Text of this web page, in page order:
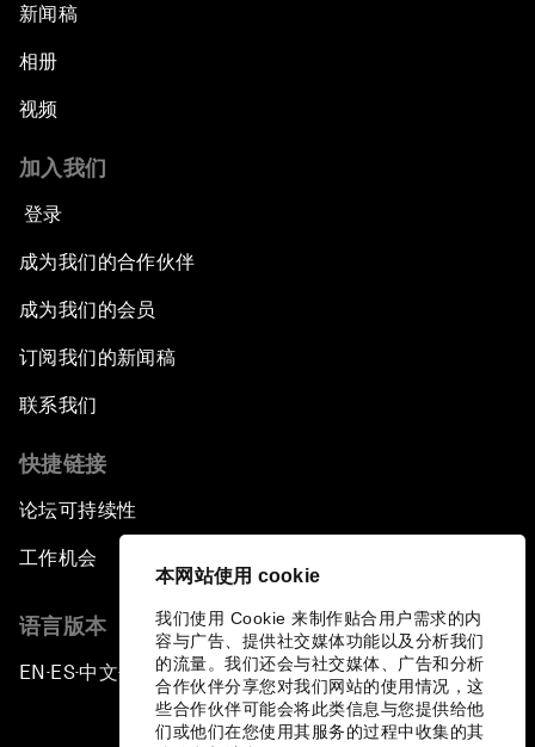
本网站使用 cookie
我们使用 Cookie 来制作贴合用户需求的内
容与广告、提供社交媒体功能以及分析我们
的流量。我们还会与社交媒体、广告和分析
合作伙伴分享您对我们网站的使用情况，这
些合作伙伴可能会将此类信息与您提供给他
们或他们在您使用其服务的过程中收集的其
新闻稿
相册
视频
加入我们
登录
成为我们的合作伙伴
成为我们的会员
订阅我们的新闻稿
联系我们
快捷链接
论坛可持续性
工作机会
语言版本
EN ▪ES▪中文▪ 日本語